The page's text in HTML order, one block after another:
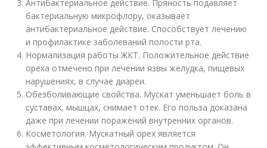
Антибактериальное действие. Пряность подавляет
бактериальную микрофлору, оказывает
антибактериальное действие. Способствует лечению
и профилактике заболеваний полости рта.
Нормализация работы ЖКТ. Положительное действие
ореха отмечено при лечении язвы желудка, пищевых
нарушениях, в случае диареи.
Обезболивающие свойства. Мускат уменьшает боль в
суставах, мышцах, снимает отек. Его польза доказана
даже при лечении поражений внутренних органов.
Косметология. Мускатный орех является